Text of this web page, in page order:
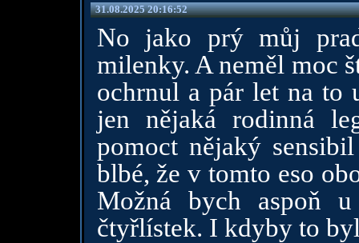
31.08.2025 20:16:52
No jako prý můj
milenky. A neměl moc
ochrnul a pár let na to
jen nějaká rodinná
pomoct nějaký
blbé, že v tomto eso
Možná bych aspoň
čtyřlístek. I kdyby to